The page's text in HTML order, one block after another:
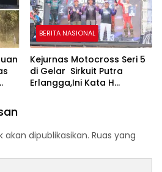
BERITA NASIONAL
Kejurnas Motocross Seri 5
di Gelar Sirkuit Putra
Erlangga,Ini Kata H
dipublikasikan. Ruas yang